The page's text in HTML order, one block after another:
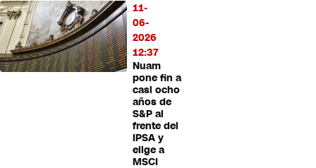
11-
06-
2026
12:37
Nuam
pone fin a
casi ocho
años de
S&P al
frente del
IPSA y
elige a
MSCI